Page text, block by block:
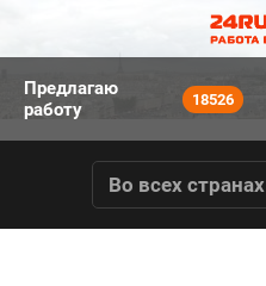
Предлагаю
работу
18526
Во всех странах